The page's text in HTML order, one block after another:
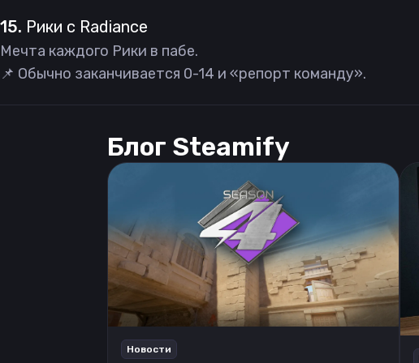
15. Рики с Radiance
Мечта каждого Рики в пабе.
📌 Обычно заканчивается 0-14 и «репорт команду».
Блог Steamify
Новости